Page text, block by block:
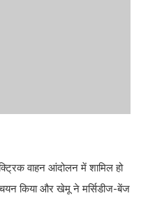
वाहन आंदोलन में शामिल हो
चयन किया और खेमू ने मर्सिडीज-बेंज